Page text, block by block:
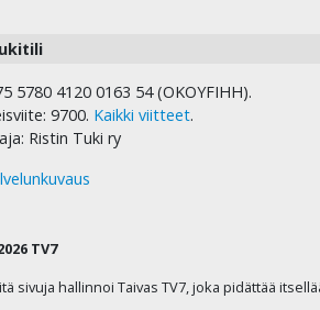
5780 4120 0163 54 (OKOYFIHH).
9700. Kaikki viitteet.
Ristin Tuki ry
TV7
sivuja hallinnoi Taivas TV7, joka pidättää